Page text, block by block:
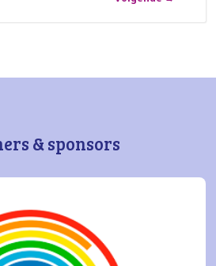
& sponsors